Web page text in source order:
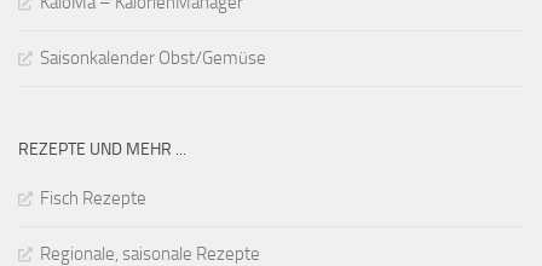
Saisonkalender Obst/Gemüse
REZEPTE UND MEHR ...
Fisch Rezepte
Regionale, saisonale Rezepte